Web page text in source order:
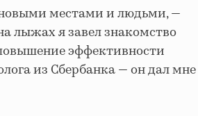
местами и людьми, —
лыжах я завел знакомство
эффективности
из Сбербанка — он дал мне